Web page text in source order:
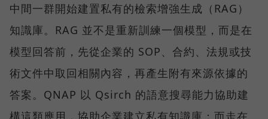
中間一群開始建置私有的檢索增強生成（RAG）
知識庫。RAG 並不是重新訓練一個模型，而是在
模型回答前，先從企業的 SOP、合約、法規或技
術文件中取回相關內容，再產生附有來源依據的
答案。QNAP 以 Qsirch 的語意搜尋能力協助建
構這類應用，協助企業建立私有知識庫；而走在